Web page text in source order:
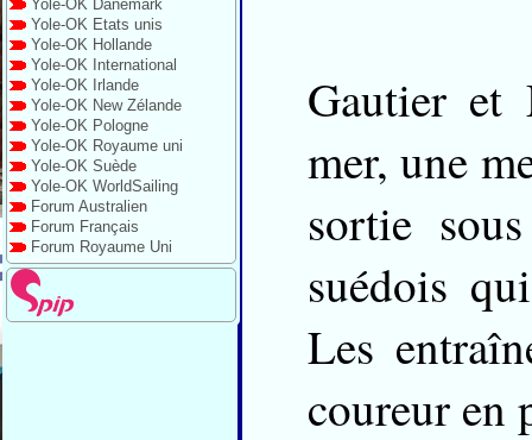
Yole-OK Danemark
Yole-OK Etats unis
Yole-OK Hollande
Yole-OK International
Yole-OK Irlande
Yole-OK New Zélande
Yole-OK Pologne
Yole-OK Royaume uni
Yole-OK Suède
Yole-OK WorldSailing
Forum Australien
Forum Français
Forum Royaume Uni
Gautier et
mer, une
sortie
suédois
Les
coureur en